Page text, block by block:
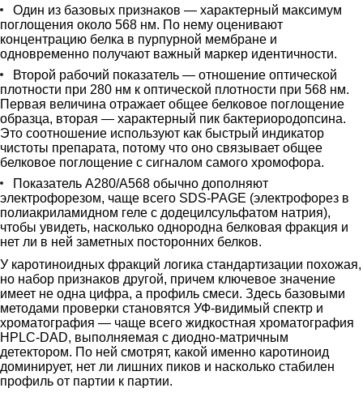
Один из базовых признаков — характерный максимум
поглощения около 568 нм. По нему оценивают
концентрацию белка в пурпурной мембране и
одновременно получают важный маркер идентичности.
Второй рабочий показатель — отношение оптической
плотности при 280 нм к оптической плотности при 568 нм.
Первая величина отражает общее белковое поглощение
образца, вторая — характерный пик бактериородопсина.
Это соотношение используют как быстрый индикатор
чистоты препарата, потому что оно связывает общее
белковое поглощение с сигналом самого хромофора.
Показатель A280/A568 обычно дополняют
электрофорезом, чаще всего SDS-PAGE (электрофорез в
полиакриламидном геле с додецилсульфатом натрия),
чтобы увидеть, насколько однородна белковая фракция и
нет ли в ней заметных посторонних белков.
У каротиноидных фракций логика стандартизации похожая,
но набор признаков другой, причем ключевое значение
имеет не одна цифра, а профиль смеси. Здесь базовыми
методами проверки становятся УФ-видимый спектр и
хроматография — чаще всего жидкостная хроматография
HPLC-DAD, выполняемая с диодно-матричным
детектором. По ней смотрят, какой именно каротиноид
доминирует, нет ли лишних пиков и насколько стабилен
профиль от партии к партии.